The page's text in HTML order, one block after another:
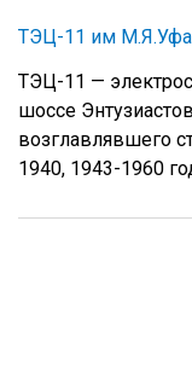
ТЭЦ-11 им
ТЭЦ-11 —
шоссе
возглавлявшего
1940, 1943-1960